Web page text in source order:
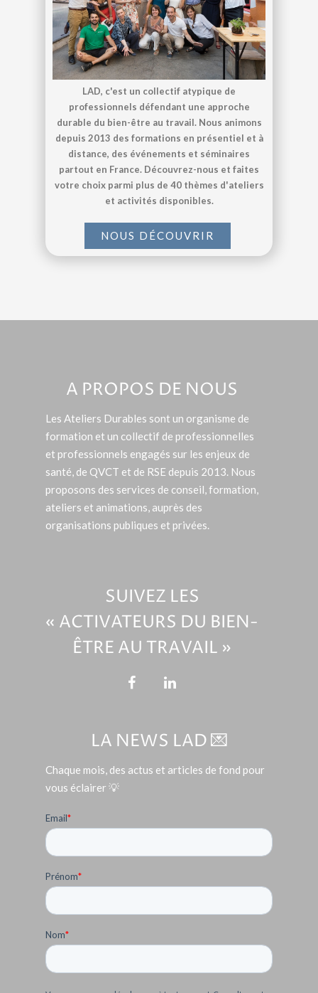
LAD, c'est un collectif atypique de
professionnels défendant une approche
durable du bien-être au travail. Nous animons
depuis 2013 des formations en présentiel et à
distance, des événements et séminaires
partout en France. Découvrez-nous et faites
votre choix parmi plus de 40 thèmes d'ateliers
et activités disponibles.
NOUS DÉCOUVRIR
A PROPOS DE NOUS
Les Ateliers Durables sont un organisme de
formation et un collectif de professionnelles
et professionnels engagés sur les enjeux de
santé, de QVCT et de RSE depuis 2013. Nous
proposons des services de conseil, formation,
ateliers et animations, auprès des
organisations publiques et privées.
SUIVEZ LES
« ACTIVATEURS DU BIEN-
ÊTRE AU TRAVAIL »
LA NEWS LAD 💌
Chaque mois, des actus et articles de fond pour
vous éclairer 💡